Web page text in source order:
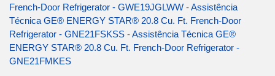
French-Door Refrigerator - GWE19JGLWW -Assistência
Técnica GE® ENERGY STAR® 20.8 Cu. Ft. French-Door
Refrigerator - GNE21FSKSS -Assistência Técnica GE®
ENERGY STAR® 20.8 Cu. Ft. French-Door Refrigerator -
GNE21FMKES